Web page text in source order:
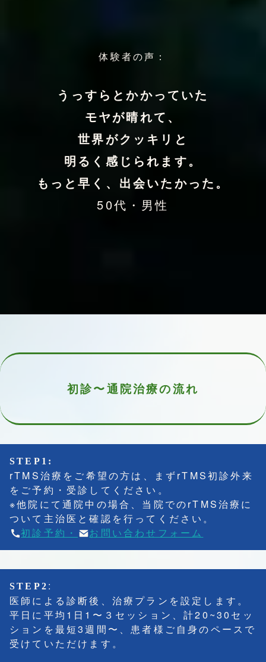
体験者の声：
うっすらとかかっていた
モヤが晴れて、
世界がクッキリと
明るく感じられます。
もっと早く、出会いたかった。
50代・男性
初診〜通院治療の流れ
STEP1:
rTMS治療をご希望の方は、まずrTMS初診外来
をご予約・受診してください。
※他院にて通院中の場合、当院でのrTMS治療に
ついて主治医と確認を行ってください。
初診予約・
お問い合わせフォーム
STEP2 :
医師による診断後、治療プランを設定します。
平日に平均1日1〜３セッション、計20~30セッ
ションを最短3週間〜、患者様ご自身のペースで
受けていただけます。